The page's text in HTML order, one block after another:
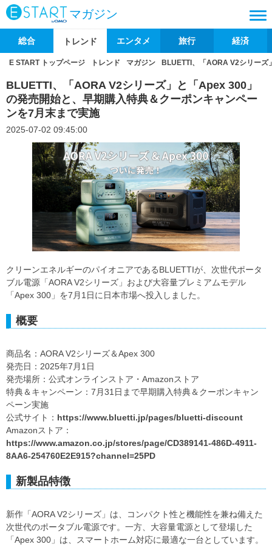
マガジン
総合 トレンド エンタメ 旅行 経済
E START トップページ トレンド マガジン BLUETTI、「AORA V2シリー
BLUETTI、「AORA V2シリーズ」と「Apex 300」
の発売開始と、早期購入特典＆クーポンキャンペー
ンを7月末まで実施
2025-07-02 09:45:00
クリーンエネルギーのパイオニアであるBLUETTIが、次世代ポータ
ブル電源「AORA V2シリーズ」および大容量プレミアムモデル
「Apex 300」を7月1日に日本市場へ投入しました。
概要
商品名：AORA V2シリーズ＆Apex 300
発売日：2025年7月1日
発売場所：公式オンラインストア・Amazonストア
特典＆キャンペーン：7月31日まで早期購入特典＆クーポンキャン
ペーン実施
公式サイト： https://www.bluetti.jp/pages/bluetti-discount
Amazonストア：
https://www.amazon.co.jp/stores/page/CD389141-486D-4911-
8AA6-254760E2E915?channel=25PD
新製品特徴
新作「AORA V2シリーズ」は、コンパクト性と機能性を兼ね備えた
次世代のポータブル電源です。一方、大容量電源として登場した
「Apex 300」は、スマートホーム対応に最適な一台としています。